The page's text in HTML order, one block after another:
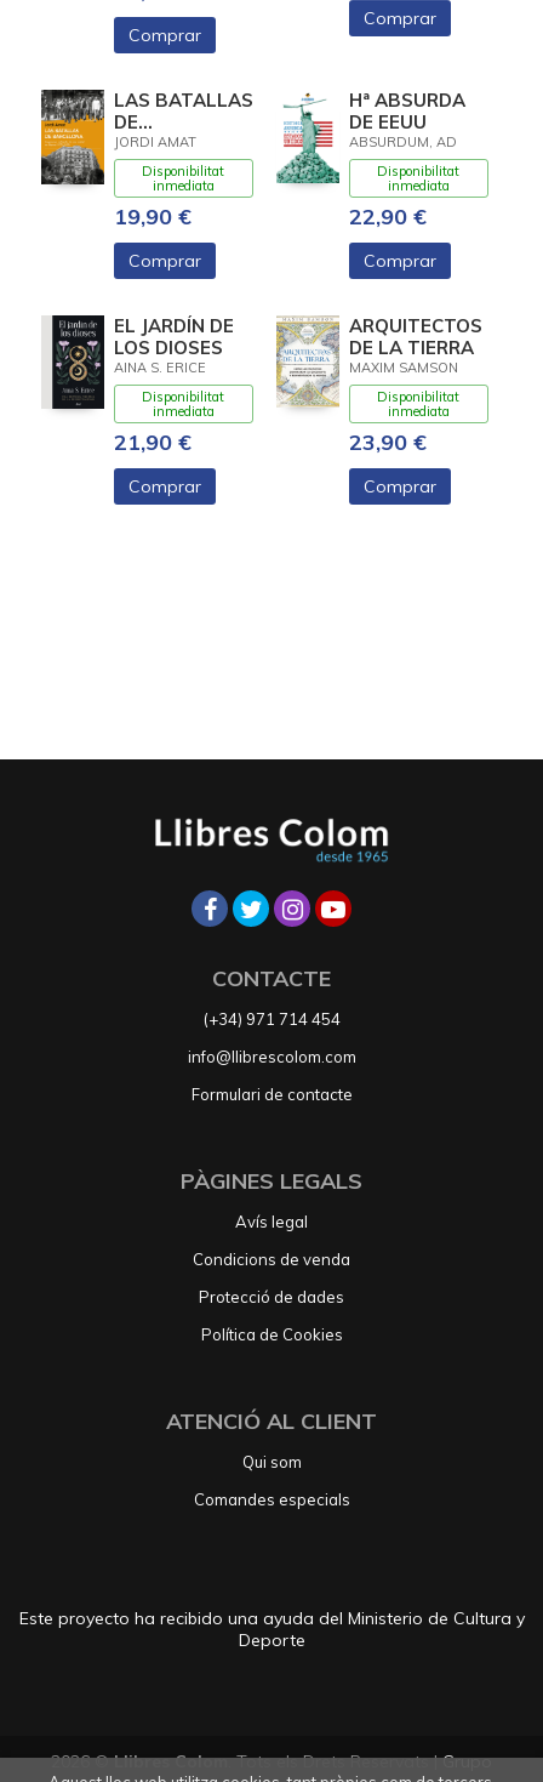
Comprar
Comprar
LAS BATALLAS
DE
BARCELONA
JORDI AMAT
Disponibilitat
inmediata
19,90 €
Comprar
Hª ABSURDA
DE EEUU
ABSURDUM, AD
Disponibilitat
inmediata
22,90 €
Comprar
EL JARDÍN DE
LOS DIOSES
AINA S. ERICE
Disponibilitat
inmediata
21,90 €
Comprar
ARQUITECTOS
DE LA TIERRA
MAXIM SAMSON
Disponibilitat
inmediata
23,90 €
Comprar
CONTACTE
(+34) 971 714 454
info@llibrescolom.com
Formulari de contacte
PÀGINES LEGALS
Avís legal
Condicions de venda
Protecció de dades
Política de Cookies
ATENCIÓ AL CLIENT
Qui som
Comandes especials
Este proyecto ha recibido una ayuda del Ministerio de Cultura y
Deporte
2026 ©Llibres Colom. Tots els Drets Reservats |Grupo